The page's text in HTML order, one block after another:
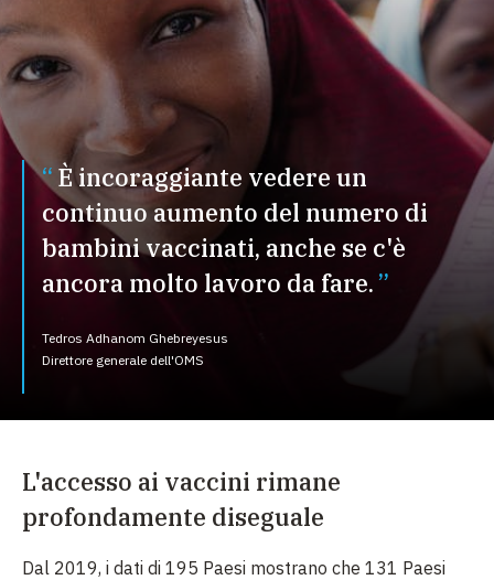
È incoraggiante vedere un
continuo aumento del numero di
bambini vaccinati, anche se c'è
ancora molto lavoro da fare.
Tedros Adhanom Ghebreyesus
Direttore generale dell'OMS
L'accesso ai vaccini rimane
profondamente diseguale
Dal 2019, i dati di 195 Paesi mostrano che 131 Paesi